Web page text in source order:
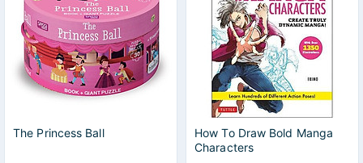
The Princess Ball
How To Draw Bold Manga
Characters